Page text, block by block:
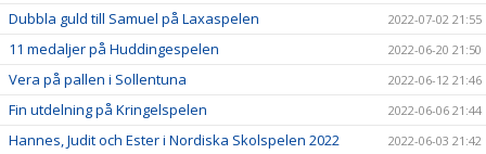
Dubbla guld till Samuel på Laxaspelen 2022-07-02 21:55
11 medaljer på Huddingespelen 2022-06-20 21:50
Vera på pallen i Sollentuna 2022-06-12 21:46
Fin utdelning på Kringelspelen 2022-06-06 21:44
Hannes, Judit och Ester i Nordiska Skolspelen 2022 2022-06-03 21:42